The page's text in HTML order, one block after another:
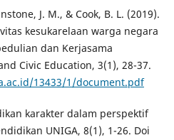
J. M., & Cook, B. L. (2019).
kesukarelaan warga negara
dan Kerjasama
Civic Education, 3(1), 28-37.
13433/1/document.pdf
karakter dalam perspektif
UNIGA, 8(1), 1-26. Doi